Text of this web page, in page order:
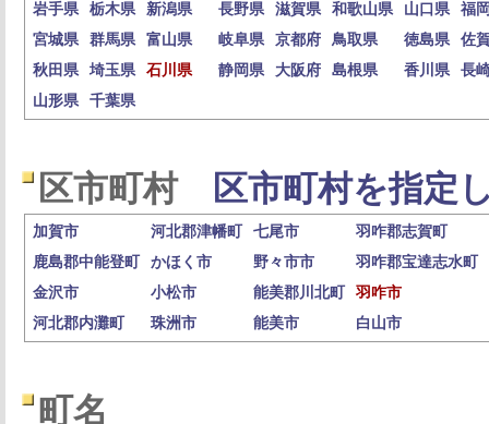
岩手県
栃木県 新潟県 長野県 滋賀県 和歌山県 山口県
福
宮城県
群馬県 富山県 岐阜県 京都府 鳥取県 徳島県
佐
秋田県
埼玉県 石川県 静岡県 大阪府 島根県 香川県
長
山形県
千葉県
区市町村 区市町村を指定
加賀市 河北郡津幡町 七尾市
羽咋郡志賀町
鹿島郡中能登町
かほく市 野々市市
羽咋郡宝達志水町
金沢市
小松市 能美郡川北町
羽咋市
河北郡内灘町
珠洲市 能美市 白山市
町名